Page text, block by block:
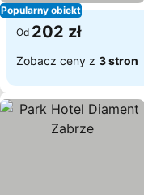
Popularny obiekt
Od 202 zł
Zobacz ceny z 3 stron